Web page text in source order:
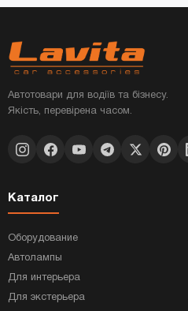
Автотовари для водіїв та бізнесу.
Якість, перевірена часом.
Каталог
Оборудование
Автолампы
Для интерьера
Для экстерьера